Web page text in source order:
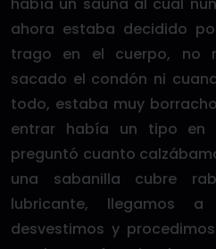
ahora estaba decidido
trago en el cuerpo, no
sacado el condón ni
todo, estaba muy
entrar había un tipo en
preguntó cuanto
una sabanilla cubre
lubricante, llegamos
desvestimos y